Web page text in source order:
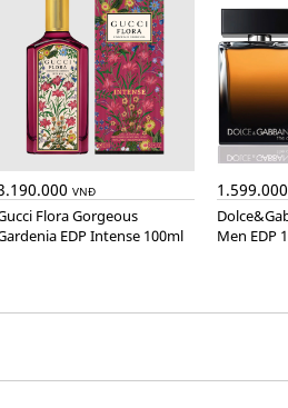
VNĐ
EDP Intense 100ml
1.599.000
Dolce&Gabbana The One for
Men EDP